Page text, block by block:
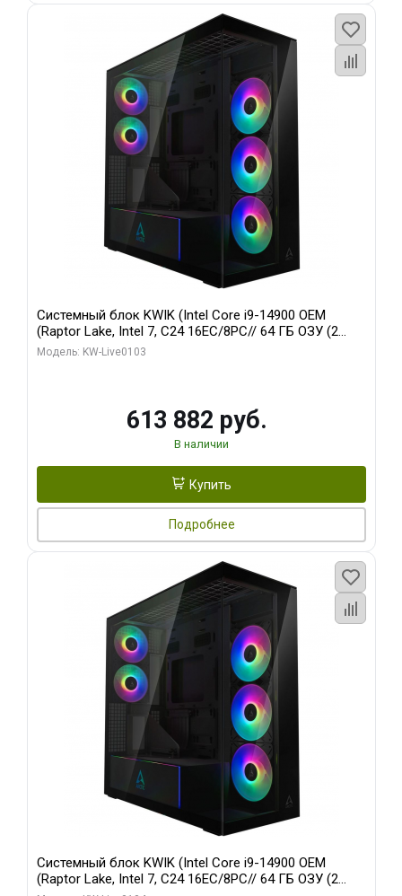
Системный блок KWIK (Intel Core i9-14900 OEM
(Raptor Lake, Intel 7, C24 16EC/8PC// 64 ГБ ОЗУ (2
модуля)/ Afox RTX4090 24GB GDDR6X 384-Bit 3xDP
Модель: KW-Live0103
613 882 руб.
В наличии
Купить
Подробнее
Системный блок KWIK (Intel Core i9-14900 OEM
(Raptor Lake, Intel 7, C24 16EC/8PC// 64 ГБ ОЗУ (2